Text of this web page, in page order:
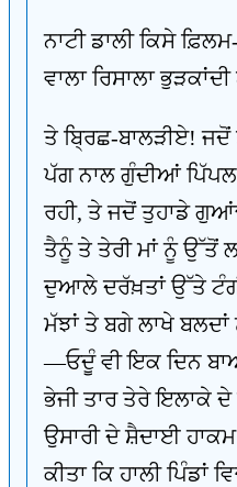
ਨਾਟੀ ਡਾਲੀ ਕਿਸੇ
ਵਾਲਾ ਰਿਸਾਲਾ
ਤੇ ਬ੍ਰਿਛ-ਬਾਲੜੀਏ! ਜਦੋਂ
ਪੱਗ ਨਾਲ ਗੁੰਦੀਆਂ
ਰਹੀ, ਤੇ ਜਦੋਂ ਤੁਹਾਡੇ
ਤੈਨੂੰ ਤੇ ਤੇਰੀ ਮਾਂ ਨੂੰ ਉੱਤੋਂ
ਦੁਆਲੇ ਦਰੱਖ਼ਤਾਂ ਉੱਤੇ
ਮੱਝਾਂ ਤੇ ਬਗੇ ਲਾਖੇ
—ਓਦੂੰ ਵੀ ਇਕ ਦਿਨ
ਭੇਜੀ ਤਾਰ ਤੇਰੇ ਇਲਾਕੇ ਦੇ
ਉਸਾਰੀ ਦੇ ਸ਼ੈਦਾਈ
ਕੀਤਾ ਕਿ ਹਾਲੀ ਪਿੰਡਾਂ